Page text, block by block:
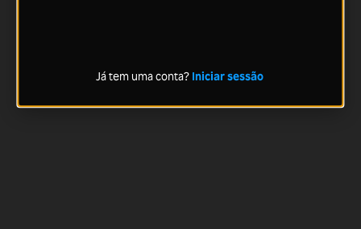
Já tem uma conta? Iniciar sessão